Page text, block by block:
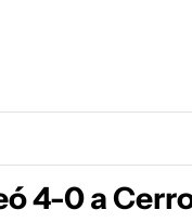
4-0 a